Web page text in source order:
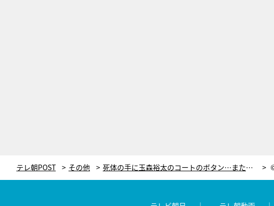
テレ朝POST その他 死体の手に玉森裕太のコートのボタン…またもや大ピンチ！【重要参考人探偵・第6話】